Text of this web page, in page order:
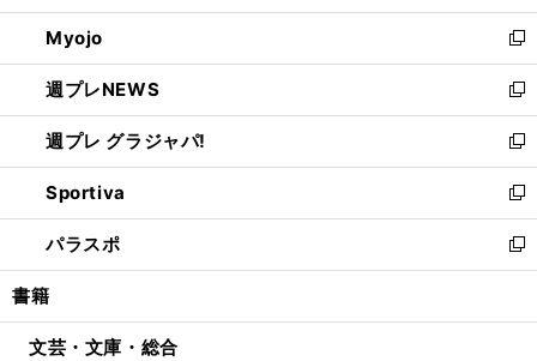
開
く
ウ
で
開
く
ン
ド
ウ
で
開
く
ウ
ィ
ン
ド
ウ
で
開
く
Myojo
新
し
い
ウ
ィ
ン
ド
ウ
で
開
週プレNEWS
新
し
い
ウ
ィ
ン
ド
ウ
開
週プレ グラジャパ!
新
し
い
ウ
ィ
ン
ウ
Sportiva
新
し
い
ウ
ン
パラスポ
新
し
ウ
書籍
文芸・文庫・総合